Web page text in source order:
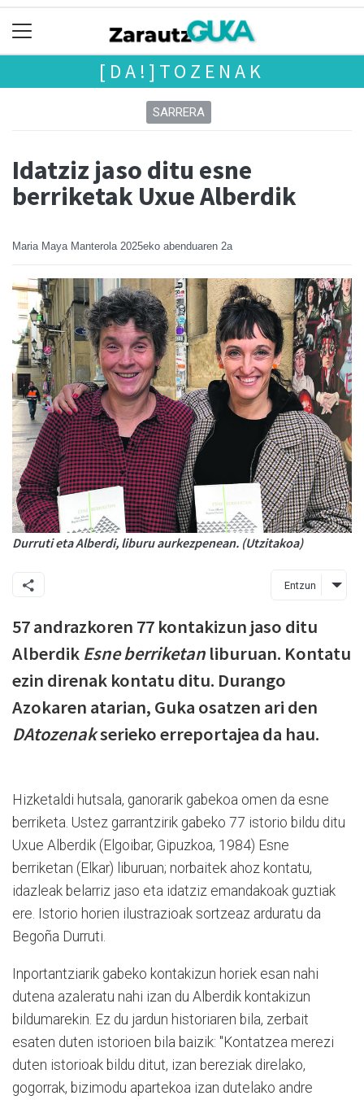
[DA!]TOZENAK
SARRERA
Idatziz jaso ditu esne
berriketak Uxue Alberdik
Maria Maya Manterola 2025eko abenduaren 2a
Durruti eta Alberdi, liburu aurkezpenean. (Utzitakoa)
Entzun
57 andrazkoren 77 kontakizun jaso ditu
Alberdik Esne berriketan liburuan. Kontatu
ezin direnak kontatu ditu. Durango
Azokaren atarian, Guka osatzen ari den
DAtozenakserieko erreportajea da hau.
Hizketaldi hutsala, ganorarik gabekoa omen da esne
berriketa. Ustez garrantzirik gabeko 77 istorio bildu ditu
Uxue Alberdik (Elgoibar, Gipuzkoa, 1984) Esne
berriketan (Elkar) liburuan; norbaitek ahoz kontatu,
idazleak belarriz jaso eta idatziz emandakoak guztiak
ere. Istorio horien ilustrazioak sortzeaz arduratu da
Begoña Durruti.
Inportantziarik gabeko kontakizun horiek esan nahi
dutena azaleratu nahi izan du Alberdik kontakizun
bildumarekin. Ez du jardun historiaren bila, zerbait
esaten duten istorioen bila baizik: "Kontatzea merezi
duten istorioak bildu ditut, izan bereziak direlako,
gogorrak, bizimodu apartekoa izan dutelako andre